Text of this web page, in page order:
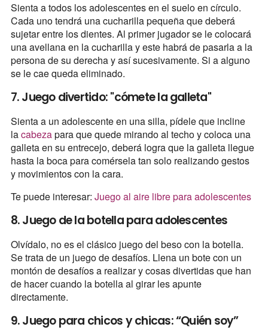
Sienta a todos los adolescentes en el suelo en círculo.
Cada uno tendrá una cucharilla pequeña que deberá
sujetar entre los dientes. Al primer jugador se le colocará
una avellana en la cucharilla y este habrá de pasarla a la
persona de su derecha y así sucesivamente. Si a alguno
se le cae queda eliminado.
7. Juego divertido: "cómete la galleta"
Sienta a un adolescente en una silla, pídele que incline
lacabezapara que quede mirando al techo y coloca una
galleta en su entrecejo, deberá logra que la galleta llegue
hasta la boca para comérsela tan solo realizando gestos
y movimientos con la cara.
Te puede interesar: Juego al aire libre para adolescentes
8. Juego de la botella para adolescentes
Olvídalo, no es el clásico juego del beso con la botella.
Se trata de un juego de desafíos. Llena un bote con un
montón de desafíos a realizar y cosas divertidas que han
de hacer cuando la botella al girar les apunte
directamente.
9. Juego para chicos y chicas: “Quién soy”